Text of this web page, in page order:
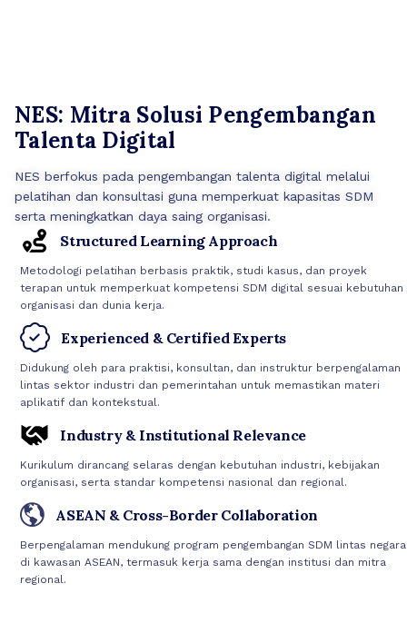
NES: Mitra Solusi Pengembangan
Talenta Digital
NES berfokus pada pengembangan talenta digital melalui
pelatihan dan konsultasi guna memperkuat kapasitas SDM
serta meningkatkan daya saing organisasi.
Structured Learning Approach
Metodologi pelatihan berbasis praktik, studi kasus, dan proyek
terapan untuk memperkuat kompetensi SDM digital sesuai kebutuhan
organisasi dan dunia kerja.
Experienced & Certified Experts
Didukung oleh para praktisi, konsultan, dan instruktur berpengalaman
lintas sektor industri dan pemerintahan untuk memastikan materi
aplikatif dan kontekstual.
Industry & Institutional Relevance
Kurikulum dirancang selaras dengan kebutuhan industri, kebijakan
organisasi, serta standar kompetensi nasional dan regional.
ASEAN & Cross-Border Collaboration
Berpengalaman mendukung program pengembangan SDM lintas negara
di kawasan ASEAN, termasuk kerja sama dengan institusi dan mitra
regional.